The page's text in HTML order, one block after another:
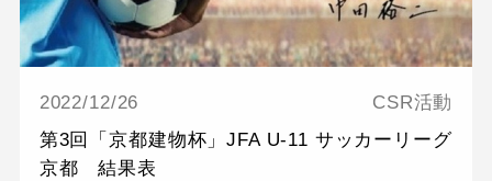
2022/12/26
CSR活動
第3回「京都建物杯」JFA U-11 サッカーリーグ
京都 結果表